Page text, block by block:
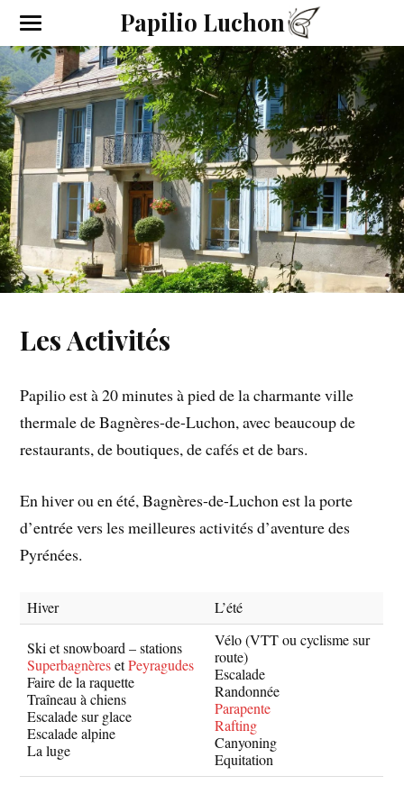
Papilio Luchon
Les Activités
Papilio est à 20 minutes à pied de la charmante ville
thermale de Bagnères-de-Luchon, avec beaucoup de
restaurants, de boutiques, de cafés et de bars.
En hiver ou en été,Bagnères-de-Luchon est la porte
d’entrée vers les meilleures activités d’aventure des
Pyrénées.
Hiver L’été
Ski et snowboard – stations
SuperbagnèresetPeyragudes
Faire de la raquette
Traîneau à chiens
Escalade sur glace
Escalade alpine
La luge
Vélo (VTT ou cyclisme sur
route)
Escalade
Randonnée
Parapente
Rafting
Canyoning
Equitation